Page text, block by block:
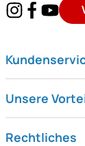
Unsere
Rechtliches